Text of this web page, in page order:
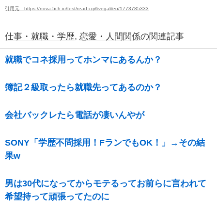
引用元 https://nova.5ch.io/test/read.cgi/livegalileo/1773785333
仕事・就職・学歴, 恋愛・人間関係の関連記事
就職でコネ採用ってホンマにあるんか？
簿記２級取ったら就職先ってあるのか？
会社バックレたら電話が凄いんやが
SONY「学歴不問採用！FランでもOK！」→その結
果w
男は30代になってからモテるってお前らに言われて
希望持って頑張ってたのに